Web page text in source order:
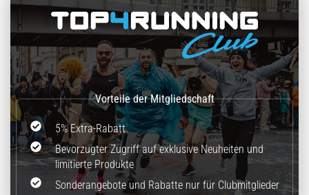
5% Extra-Rabatt
Bevorzugter Zugriff auf exklusive Neuheiten und
limitierte Produkte
Sonderangebote und Rabatte nur für Clubmitglieder